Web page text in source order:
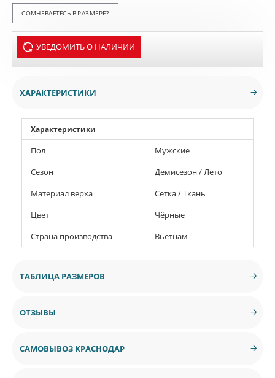
УВЕДОМИТЬ О НАЛИЧИИ
ХАРАКТЕРИСТИКИ
Характеристики
Пол
Мужские
Сезон
Демисезон / Лето
Материал верха
Сетка / Ткань
Цвет
Чёрные
Страна производства
Вьетнам
ТАБЛИЦА РАЗМЕРОВ
ОТЗЫВЫ
САМОВЫВОЗ КРАСНОДАР
СОМНЕВАЕТЕСЬ В РАЗМЕРЕ?